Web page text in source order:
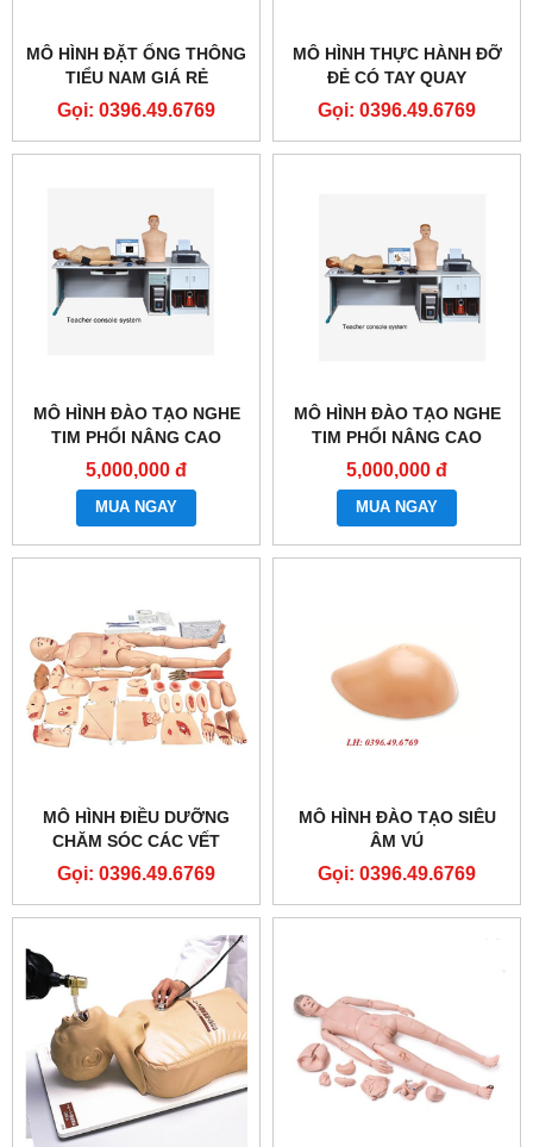
MÔ HÌNH ĐẶT ỐNG THÔNG
TIỂU NAM GIÁ RẺ
Gọi: 0396.49.6769
MÔ HÌNH THỰC HÀNH ĐỠ
ĐẺ CÓ TAY QUAY
Gọi: 0396.49.6769
MÔ HÌNH ĐÀO TẠO NGHE
TIM PHỔI NÂNG CAO
GD/TCZ9900B
5,000,000 đ
MUA NGAY
MÔ HÌNH ĐÀO TẠO NGHE
TIM PHỔI NÂNG CAO
GD/TCZ9900A
5,000,000 đ
MUA NGAY
MÔ HÌNH ĐIỀU DƯỠNG
CHĂM SÓC CÁC VẾT
THƯƠNG NGOẠI KHOA
Gọi: 0396.49.6769
MÔ HÌNH ĐÀO TẠO SIÊU
ÂM VÚ
Gọi: 0396.49.6769